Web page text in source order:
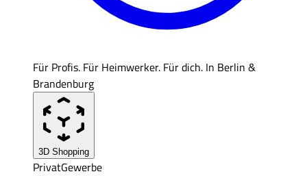
Für Profis. Für Heimwerker. Für dich. In Berlin &
Brandenburg
3D Shopping
PrivatGewerbe